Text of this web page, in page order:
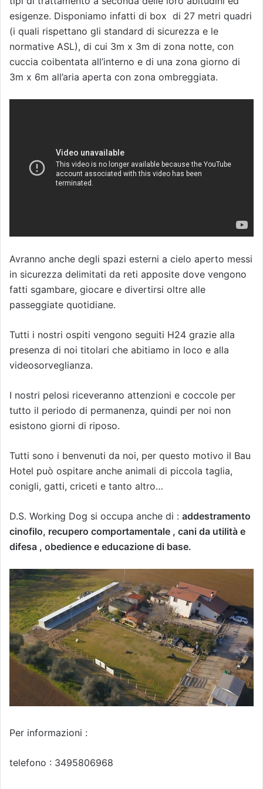
esigenze. Disponiamo infatti di box di 27 metri quadri
(i quali rispettano gli standard di sicurezza e le
normative ASL), di cui 3m x 3m di zona notte, con
cuccia coibentata all’interno e di una zona giorno di
3m x 6m all’aria aperta con zona ombreggiata.
Avranno anche degli spazi esterni a cielo aperto messi
in sicurezza delimitati da reti apposite dove vengono
fatti sgambare, giocare e divertirsi oltre alle
passeggiate quotidiane.
Tutti i nostri ospiti vengono seguiti H24 grazie alla
presenza di noi titolari che abitiamo in loco e alla
videosorveglianza.
I nostri pelosi riceveranno attenzioni e coccole per
tutto il periodo di permanenza, quindi per noi non
esistono giorni di riposo.
Tutti sono i benvenuti da noi, per questo motivo il Bau
Hotel può ospitare anche animali di piccola taglia,
conigli, gatti, criceti e tanto altro…
D.S. Working Dog si occupa anche di : addestramento
cinofilo, recupero comportamentale , cani da utilità e
difesa , obedience e educazione di base.
Per informazioni :
telefono : 3495806968